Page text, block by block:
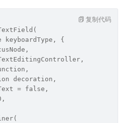
keyboardType, {
decoration,
= false,
复制代码